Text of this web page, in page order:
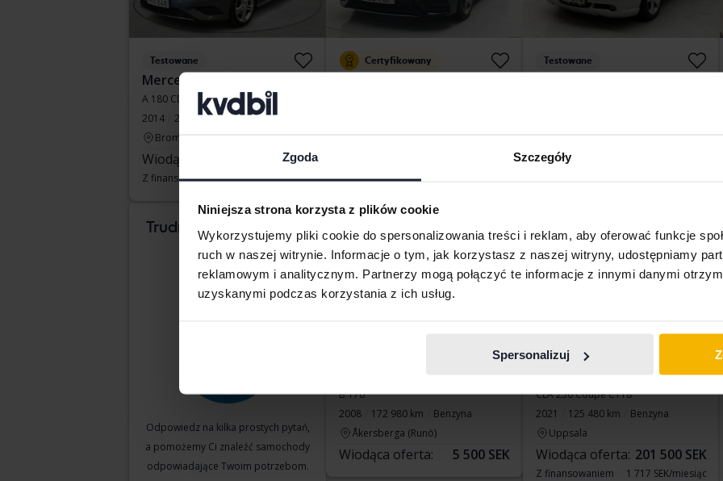
Zgoda Szczegóły
Niniejsza strona korzysta z plików cookie
Wykorzystujemy pliki cookie do spersonalizowania treści i reklam, aby oferować funkcje
ruch w naszej witrynie. Informacje o tym, jak korzystasz z naszej witryny, udostępniamy
reklamowym i analitycznym. Partnerzy mogą połączyć te informacje z innymi danymi
uzyskanymi podczas korzystania z ich usług.
Spersonalizuj
Testowane
Mercedes A-Klass
A 180 CDI 5dr W176
2014
201 330 km
Diesel
Bromölla
Wiodąca oferta: 30 000 SEK
Z finansowaniem 256 SEK/miesiąc
Certyfikowany
Z finansowaniem
Testowane
Wiodąca oferta:
Trudno wiedzieć, który
samochód Ci
odpowiada?
Odpowiedz na kilka prostych pytań,
a pomożemy Ci znaleźć samochody
odpowiadające Twoim potrzebom.
wtorek
B 170
2008
172 980 km
Benzyna
Åkersberga (Runö)
Wiodąca oferta: 5 500 SEK
Testowane
CLA 250 Coupé C118
2021
125 480 km
Benzyna
Uppsala
Wiodąca oferta: 201 500 SEK
Z finansowaniem 1 717 SEK/miesiąc